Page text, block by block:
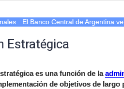
El Banco Central de Argentina
Estratégica
es una función de la
de objetivos de largo